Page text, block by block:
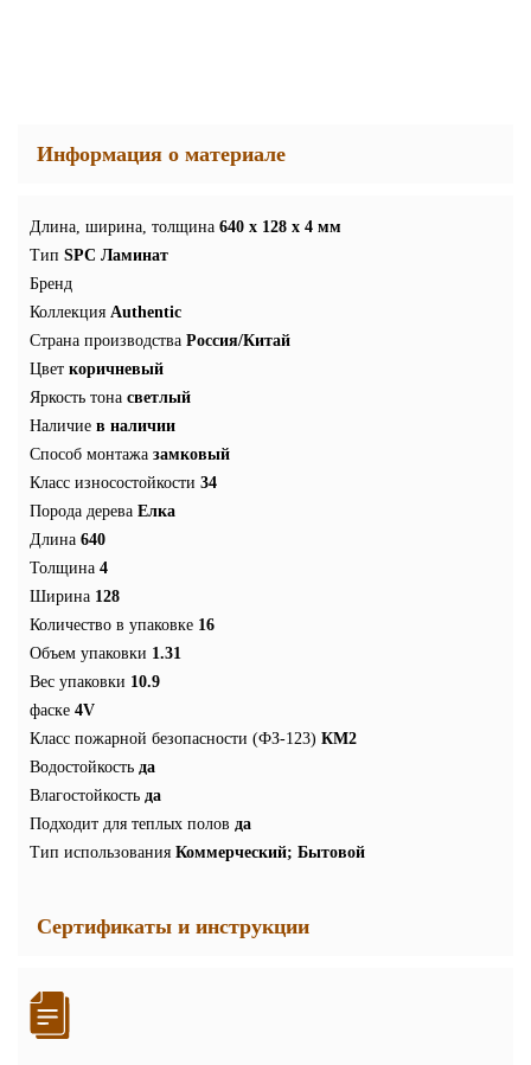
Информация о материале
Длина, ширина, толщина 640 x 128 x 4 мм
Тип SPC Ламинат
Бренд
Коллекция Authentic
Страна производства Россия/Китай
Цвет коричневый
Яркость тона светлый
Наличие в наличии
Способ монтажа замковый
Класс износостойкости 34
Порода дерева Елка
Длина 640
Толщина 4
Ширина 128
Количество в упаковке 16
Объем упаковки 1.31
Вес упаковки 10.9
фаске 4V
Класс пожарной безопасности (ФЗ-123) КМ2
Водостойкость да
Влагостойкость да
Подходит для теплых полов да
Тип использования Коммерческий; Бытовой
Сертификаты и инструкции